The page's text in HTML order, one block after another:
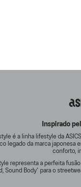
Inspirado
é a linha lifestyle da
legado da marca
conforto,
representa a perfeita
Sound Body' para o